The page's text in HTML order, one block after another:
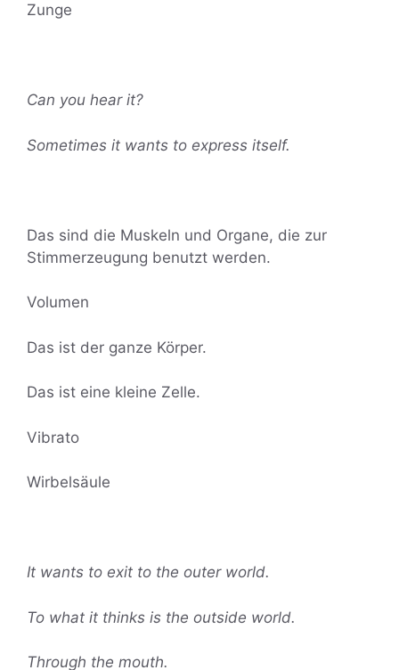
Zunge
Can you hear it?
Sometimes it wants to express itself.
Das sind die Muskeln und Organe, die zur
Stimmerzeugung benutzt werden.
Volumen
Das ist der ganze Körper.
Das ist eine kleine Zelle.
Vibrato
Wirbelsäule
It wants to exit to the outer world.
To what it thinks is the outside world.
Through the mouth.